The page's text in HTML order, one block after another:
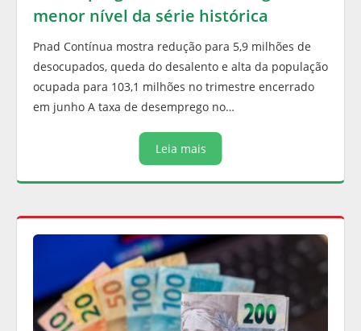
menor nível da série histórica
Pnad Contínua mostra redução para 5,9 milhões de
desocupados, queda do desalento e alta da população
ocupada para 103,1 milhões no trimestre encerrado
em junho A taxa de desemprego no…
Leia mais